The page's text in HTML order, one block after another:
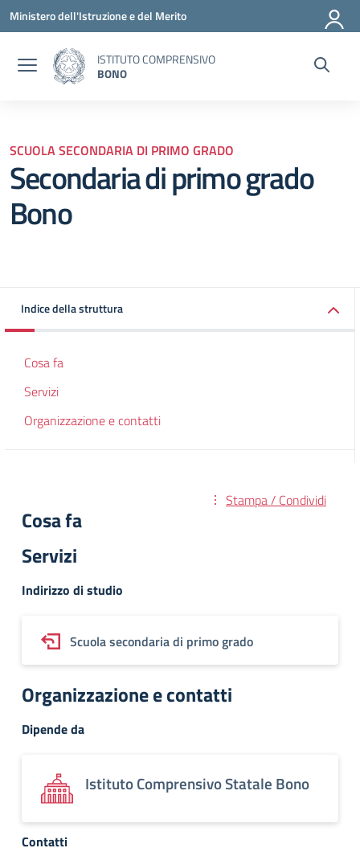
Vai ai contenuti
Vai al menu di navigazione
Vai al footer
Ministero dell'Istruzione e del Merito
ISTITUTO COMPRENSIVO
BONO
SCUOLA SECONDARIA DI PRIMO GRADO
Secondaria di primo grado
Bono
Indice della struttura
Cosa fa
Servizi
Organizzazione e contatti
Stampa / Condividi
Cosa fa
Servizi
Indirizzo di studio
Scuola secondaria di primo grado
Organizzazione e contatti
Dipende da
Istituto Comprensivo Statale Bono
Contatti